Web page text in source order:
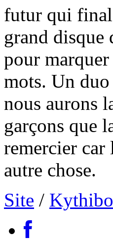
futur qui
grand disque
pour
mots. Un
nous aurons
garçons que
remercier car
autre chose.
Site /